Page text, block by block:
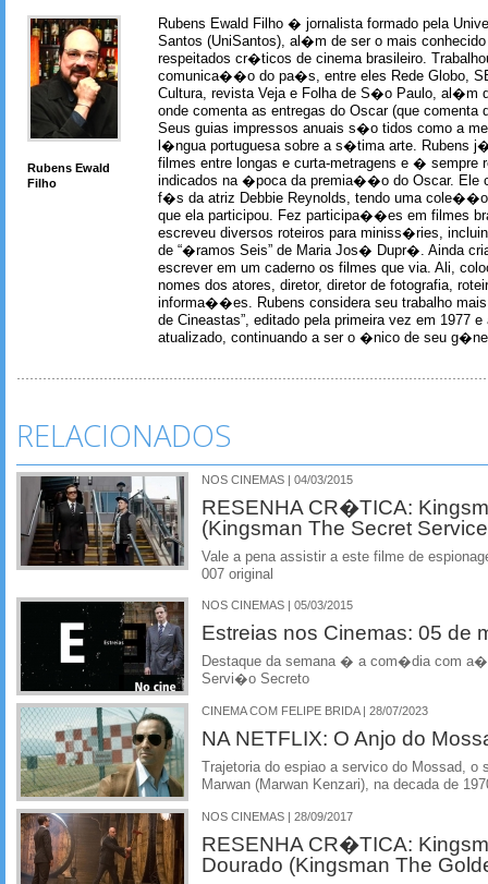
Rubens Ewald
Filho
Rubens Ewald Filho � jornalista formado pela
Santos (UniSantos), al�m de ser o mais
respeitados cr�ticos de cinema brasileiro.
comunica��o do pa�s, entre eles Rede Globo,
Cultura, revista Veja e Folha de S�o Paulo, al�m
onde comenta as entregas do Oscar (que comenta
Seus guias impressos anuais s�o tidos como a
l�ngua portuguesa sobre a s�tima arte. Rubens
filmes entre longas e curta-metragens e � sempre
indicados na �poca da premia��o do Oscar. Ele
f�s da atriz Debbie Reynolds, tendo uma
que ela participou. Fez participa��es em filmes
escreveu diversos roteiros para miniss�ries,
de “�ramos Seis” de Maria Jos� Dupr�. Ainda
escrever em um caderno os filmes que via. Ali,
nomes dos atores, diretor, diretor de fotografia,
informa��es. Rubens considera seu trabalho
de Cineastas”, editado pela primeira vez em 1977 e
atualizado, continuando a ser o �nico de seu
RELACIONADOS
NOS CINEMAS | 04/03/2015
RESENHA CR�TICA:
(Kingsman The Secret
Vale a pena assistir a este filme de
007 original
NOS CINEMAS | 05/03/2015
Estreias nos Cinemas: 05 de
Destaque da semana � a com�dia com
Servi�o Secreto
CINEMA COM FELIPE BRIDA | 28/07/2023
NA NETFLIX: O Anjo do
Trajetoria do espiao a servico do Mossad,
Marwan (Marwan Kenzari), na decada de
NOS CINEMAS | 28/09/2017
RESENHA CR�TICA:
Dourado (Kingsman The